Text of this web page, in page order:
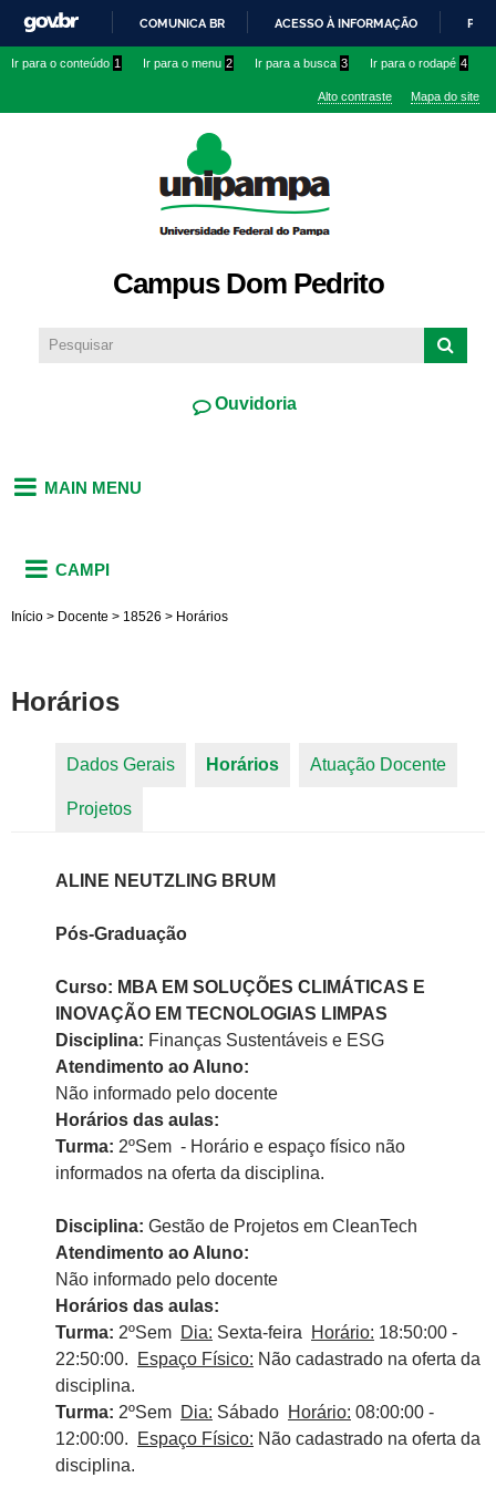
conteúdo
IR
O
COMUNICA BR ACESSO À INFORMAÇÃO
Ir para o conteúdo 1 Ir para o menu 2 Ir para a busca 3 Ir para o rodapé 4
Alto contraste Mapa do site
Campus Dom Pedrito
Ouvidoria
MAIN MENU
CAMPI
Início > Docente > 18526 > Horários
Horários
Dados Gerais Horários (aba ativa)
Atuação Docente
Projetos
ALINE NEUTZLING BRUM
Pós-Graduação
Curso: MBA EM SOLUÇÕES CLIMÁTICAS E
INOVAÇÃO EM TECNOLOGIAS LIMPAS
Disciplina: Finanças Sustentáveis e ESG
Atendimento ao Aluno:
Não informado pelo docente
Horários das aulas:
Turma: 2ºSem - Horário e espaço físico não
informados na oferta da disciplina.
Disciplina: Gestão de Projetos em CleanTech
Atendimento ao Aluno:
Não informado pelo docente
Horários das aulas:
Turma: 2ºSem Dia: Sexta-feira Horário: 18:50:00 -
22:50:00.
Espaço Físico: Não cadastrado na oferta da
disciplina.
Turma: 2ºSem Dia: Sábado Horário: 08:00:00 -
12:00:00.
Espaço Físico: Não cadastrado na oferta da
disciplina.